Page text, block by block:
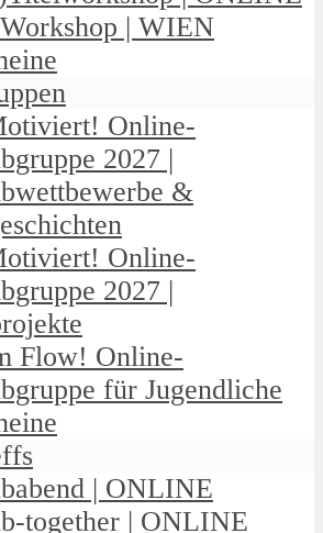
| WIEN
Online-
2027 |
&
Online-
2027 |
Flow! Online-
für Jugendliche
| ONLINE
together | ONLINE